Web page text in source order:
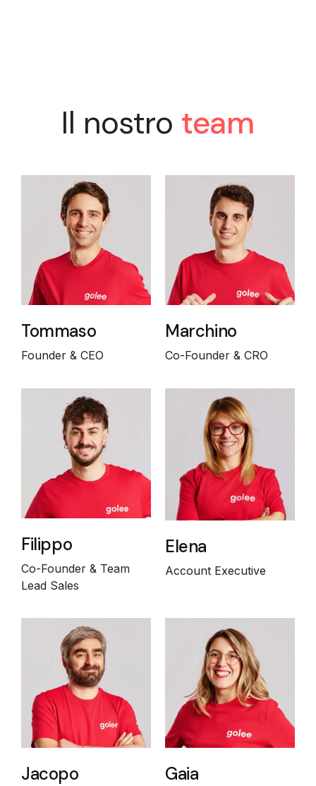
Il nostro team
Tommaso
Founder & CEO
Marchino
Co-Founder & CRO
Filippo
Co-Founder & Team
Lead Sales
Elena
Account Executive
Jacopo Gaia